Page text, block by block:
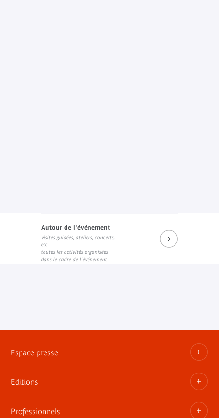
Autour de l'événement
Visites guidées, ateliers, concerts,
etc.
toutes les activités organisées
dans le cadre de l'événement
Espace presse
Dossiers, communiqués, bandes annonces
Contact presse
Editions
Les publications du musée
Professionnels